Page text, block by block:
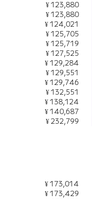
¥ 123,880
¥ 123,880
¥ 124,021
¥ 125,705
¥ 125,719
¥ 127,525
¥ 129,284
¥ 129,551
¥ 129,746
¥ 132,551
¥ 138,124
¥ 140,687
¥ 232,799
¥ 173,014
¥ 173,429